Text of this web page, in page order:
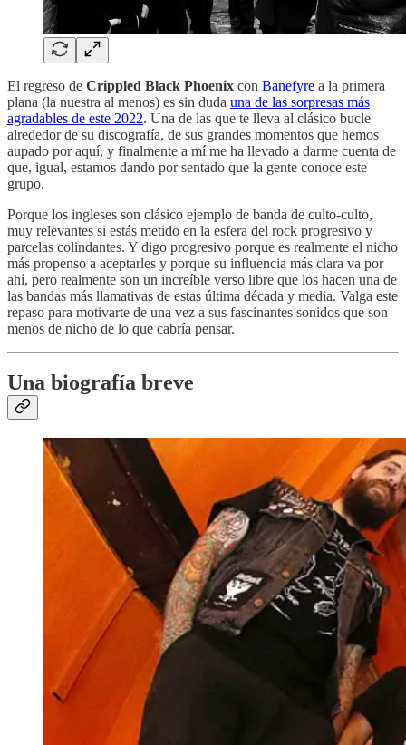
El regreso de Crippled Black Phoenix con Banefyre a la primera
plana (la nuestra al menos) es sin duda una de las sorpresas más
agradables de este 2022. Una de las que te lleva al clásico bucle
alrededor de su discografía, de sus grandes momentos que hemos
aupado por aquí, y finalmente a mí me ha llevado a darme cuenta de
que, igual, estamos dando por sentado que la gente conoce este
grupo.
Porque los ingleses son clásico ejemplo de banda de culto-culto,
muy relevantes si estás metido en la esfera del rock progresivo y
parcelas colindantes. Y digo progresivo porque es realmente el nicho
más propenso a aceptarles y porque su influencia más clara va por
ahí, pero realmente son un increíble verso libre que los hacen una de
las bandas más llamativas de estas última década y media. Valga este
repaso para motivarte de una vez a sus fascinantes sonidos que son
menos de nicho de lo que cabría pensar.
Una biografía breve